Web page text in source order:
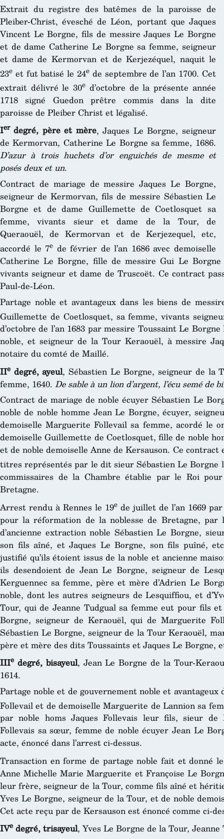
Extrait du registre des batêmes de la paroisse de
Pleiber-Christ, évesché de Léon, portant que Jaques
Vincent Le Borgne, fils de messire Jaques Le Borgne
et de dame Catherine Le Borgne sa femme, seigneur
et dame de Kermorvan et de Kerjezéquel, naquit le
23e et fut batisé le 24e de septembre de l’an 1700. Cet
extrait délivré le 30e d’octobre de la présente année
1718 signé Guedon prêtre commis dans la dite
paroisse de Pleiber Christ et légalisé.
Ierdegré, père et mère, Jaques Le Borgne, seigneur
de Kermorvan, Catherine Le Borgne sa femme, 1686.
D’azur à trois huchets d’or enguichés de mesme et
posés deux et un.
Contract de mariage de messire Jaques Le Borgne,
seigneur de Kermorvan, fils de messire Sébastien Le
Borgne et de dame Guillemette de Coetlosquet sa
femme, vivants sieur et dame de la Tour, de
Queraouël, de Kermorvan et de Kerjezequel, etc,
accordé le 7e de février de l’an 1686 avec demoiselle
Catherine Le Borgne, fille de messire Gui Le
vivants seigneur et dame de Truscoët. Ce contract
Paul-de-Léon.
Partage noble et avantageux dans les biens de
Guillemette de Coetlosquet, sa femme, vivants
d’octobre de l’an 1683 par messire Toussaint Le
noble, et seigneur de la Tour Keraouël, à messire
notaire du comté de Maillé.
IIe degré, ayeul, Sébastien Le Borgne, seigneur de la
femme, 1640. De sable à un lion d’argent, l’écu semé de
Contract de mariage de noble écuyer Sébastien Le
noble de noble homme Jean Le Borgne, écuyer,
demoiselle Marguerite Follevail sa femme, acordé le
demoiselle Guillemette de Coetlosquet, fille de noble
et de noble demoiselle Anne de Kersauson. Ce contract
titres représentés par le dit sieur Sébastien Le Borgne
commissaires de la Chambre établie par le Roi
Bretagne.
Arrest rendu à Rennes le 19e de juillet de l’an 1669
pour la réformation de la noblesse de Bretagne, par
d’ancienne extraction noble Sébastien Le Borgne,
son fils aîné, et Jaques Le Borgne, son fils puîné,
justifié qu’ils étoient issus de la noble et ancienne
ils desendoient de Jean Le Borgne, seigneur de
Kerguennec sa femme, père et mère d’Adrien Le
noble, dont les autres seigneurs de Lesquiffiou, et
Tour, qui de Jeanne Tudgual sa femme eut pour fils
Borgne, seigneur de Keraouël, qui de Marguerite
Sébastien Le Borgne, seigneur de la Tour Keraouël,
père et mère des dits Toussaints et Jaques Le Borgne,
IIIe degré, bisayeul, Jean Le Borgne de la Tour-
1614.
Partage noble et de gouvernement noble et avantageux
Follevail et de demoiselle Marguerite de Lannion sa
par noble homs Jaques Follevais leur fils, sieur de
Follevais sa sœur, femme de noble écuyer Jean Le
acte, énoncé dans l’arrest ci-dessus.
Transaction en forme de partage noble fait et donné
Anne Michelle Marie Marguerite et Françoise Le
leur frère, seigneur de la Tour, comme fils aîné et
Yves Le Borgne, seigneur de la Tour, et de noble
Cet acte reçu par de Kersauson est énoncé comme ci-
IVe degré, trisayeul, Yves Le Borgne de la Tour, Jeanne